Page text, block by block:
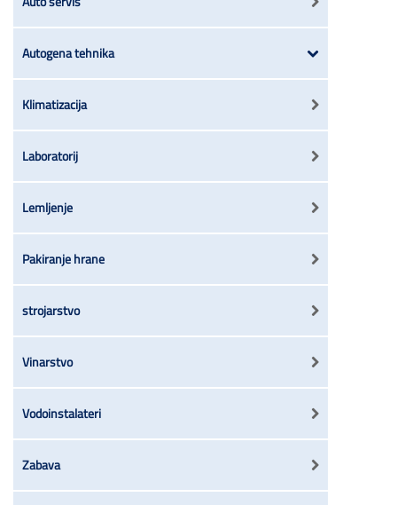
Autogena tehnika
Klimatizacija
Laboratorij
Lemljenje
Pakiranje hrane
strojarstvo
Vinarstvo
Vodoinstalateri
Zabava